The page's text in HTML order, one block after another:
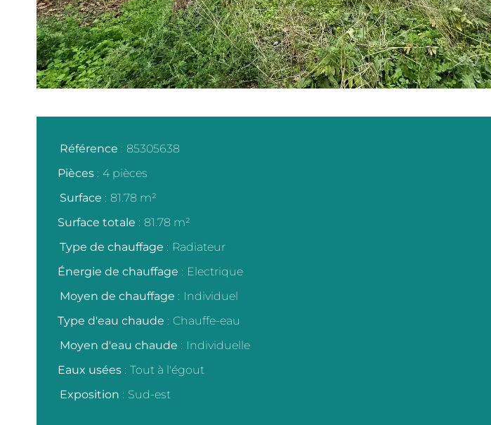
Référence
85305638
Pièces
4 pièces
Surface
81.78 m²
Surface totale
81.78 m²
Type de chauffage
Radiateur
Énergie de chauffage
Electrique
Moyen de chauffage
Individuel
Type d'eau chaude
Chauffe-eau
Moyen d'eau chaude
Individuelle
Eaux usées
Tout à l'égout
Exposition
Sud-est